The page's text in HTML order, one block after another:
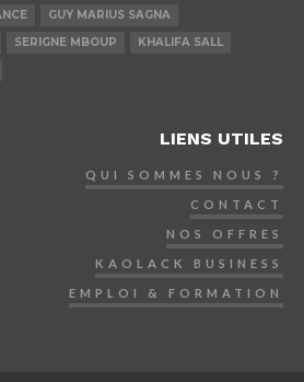
GUY MARIUS SAGNA
SERIGNE MBOUP
KHALIFA SALL
LIENS UTILES
QUI SOMMES NOUS ?
CONTACT
NOS OFFRES
KAOLACK BUSINESS
EMPLOI & FORMATION